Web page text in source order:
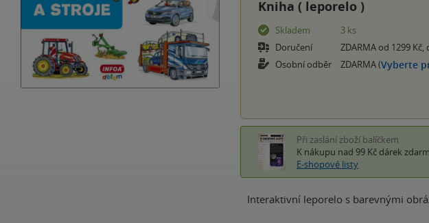
Kniha ( leporelo )
Skladem
3 ks
Doručení
ZDARMA od 1299
Osobní odběr
ZDARMA (Vyberte
Při zaslání zboží balíčkem
K nákupu nad 99 Kč dárek
E-shopové listy
Interaktivní leporelo s barevnými